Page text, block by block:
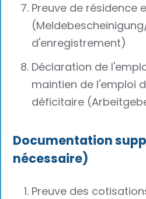
Preuve de résidence
d'enregistrement)
Déclaration de
maintien de l'emploi
déficitaire
Documentation
nécessaire)
Preuve des